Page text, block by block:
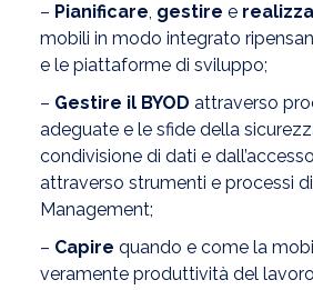
– Pianificare, gestire e
mobili in modo integrato
e le piattaforme di sviluppo;
– Gestire il BYOD attraverso
adeguate e le sfide della
condivisione di dati e
attraverso strumenti e processi
Management;
– Capire quando e come la
veramente produttività del